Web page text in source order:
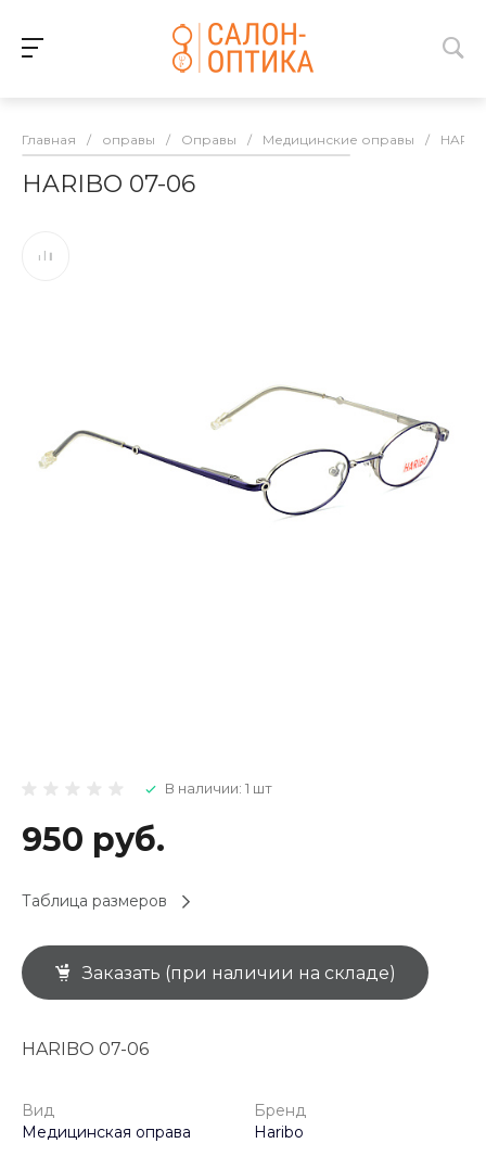
Главная / оправы / Оправы / Медицинские оправы /
HARIBO 07-06
В наличии: 1 шт
950 руб.
Таблица размеров
Заказать (при наличии на складе)
HARIBO 07-06
Вид
Медицинская оправа
Бренд
Haribo